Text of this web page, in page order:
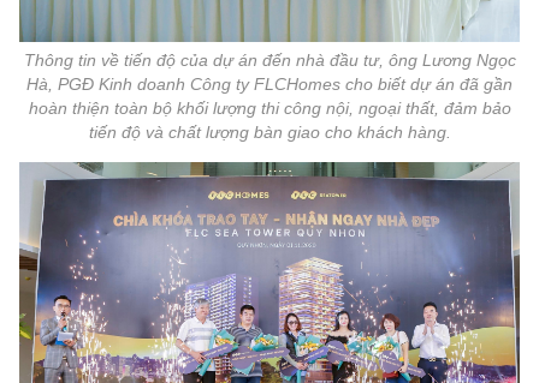
Thông tin về tiến độ của dự án đến nhà đầu tư, ông Lương Ngọc
Hà, PGĐ Kinh doanh Công ty FLCHomes cho biết dự án đã gần
hoàn thiện toàn bộ khối lượng thi công nội, ngoại thất, đảm bảo
tiến độ và chất lượng bàn giao cho khách hàng.